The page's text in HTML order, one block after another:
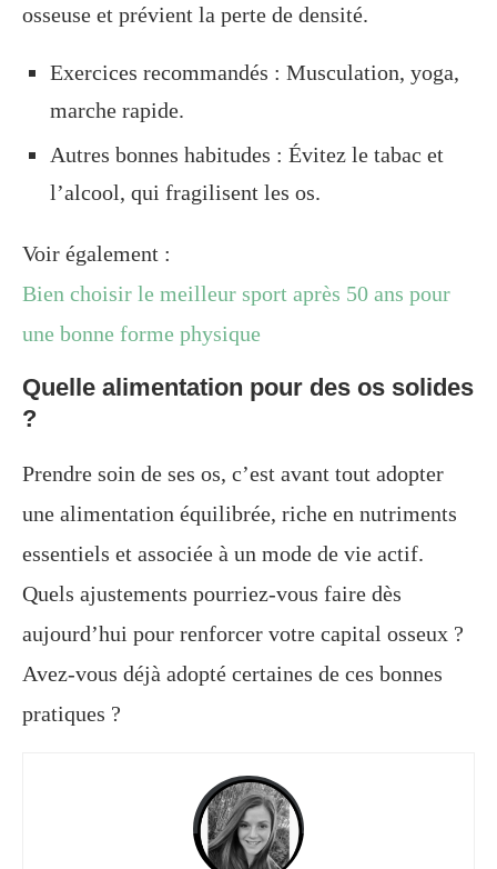
osseuse et prévient la perte de densité.
Exercices recommandés : Musculation, yoga,
marche rapide.
Autres bonnes habitudes : Évitez le tabac et
l’alcool, qui fragilisent les os.
Voir également :
Bien choisir le meilleur sport après 50 ans pour
une bonne forme physique
Quelle alimentation pour des os solides
?
Prendre soin de ses os, c’est avant tout adopter
une alimentation équilibrée, riche en nutriments
essentiels et associée à un mode de vie actif.
Quels ajustements pourriez-vous faire dès
aujourd’hui pour renforcer votre capital osseux ?
Avez-vous déjà adopté certaines de ces bonnes
pratiques ?